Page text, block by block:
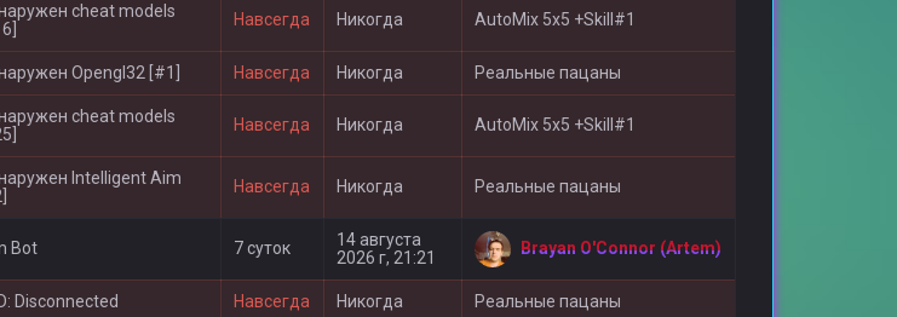
cheat models
Навсегда Никогда AutoMix 5x5 +Skill#1
Opengl32 [#1] Навсегда Никогда Реальные пацаны
cheat models
Навсегда Никогда AutoMix 5x5 +Skill#1
Intelligent Aim
Навсегда Никогда Реальные пацаны
Bot 7 суток
14 августа
2026 г, 21:21
Brayan O'Connor (Artem)
Disconnected Навсегда Никогда Реальные пацаны